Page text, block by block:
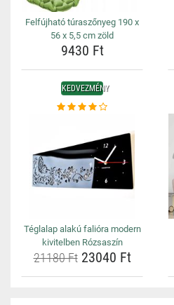
Felfújható túraszőnyeg 190 x
56 x 5,5 cm zöld
9430 Ft
KEDVEZMÉNY
Téglalap alakú falióra modern
kivitelben Rózsaszín
21180 Ft23040 Ft